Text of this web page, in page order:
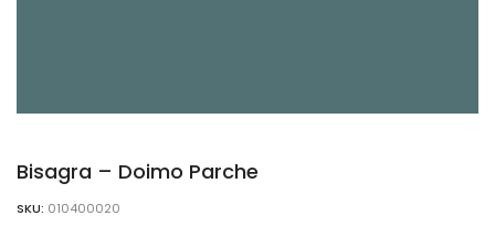
Bisagra – Doimo Parche
SKU: 010400020